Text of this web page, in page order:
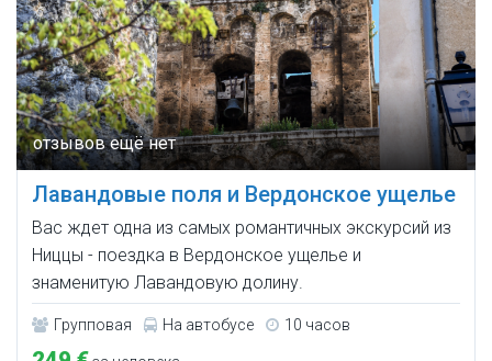
Лавандовые поля и Вердонское ущелье
Вас ждет одна из самых романтичных экскурсий из
Ниццы - поездка в Вердонское ущелье и
знаменитую Лавандовую долину.
Групповая На автобусе 10 часов